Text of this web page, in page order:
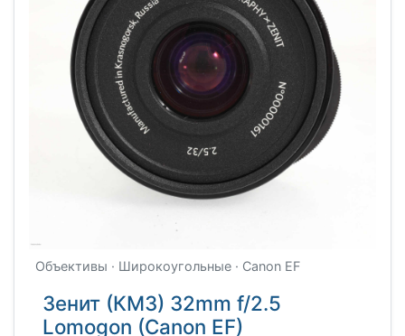
Объективы · Широкоугольные · Canon EF
Зенит (КМЗ) 32mm f/2.5
Lomogon (Canon EF)